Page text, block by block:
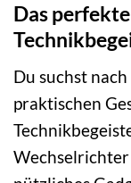
Das
Du suchst
praktischen